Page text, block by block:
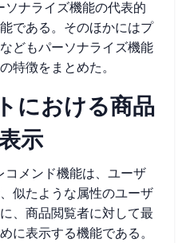
ソナライズ機能の代表的
である。そのほかにはプ
どもパーソナライズ機能
特徴をまとめた。
における商品
示
コメンド機能は、ユーザ
似たような属性のユーザ
、商品閲覧者に対して最
に表示する機能である。